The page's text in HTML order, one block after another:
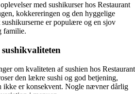
med sushikurser hos Restaurant
kokkereringen og den hyggelige
er populære og en sjov
familie.
om kvaliteten af sushien hos Restaurant
den lækre sushi og god betjening,
ikke er konsekvent. Nogle nævner dårlig